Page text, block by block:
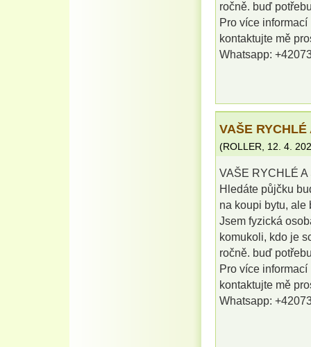
ročně. buď
Pro více
kontaktujte mě
Whatsapp:
VAŠE
(ROLLER, 12. 4.
VAŠE RYCHLÉ
Hledáte půjčku
na koupi bytu, ale
Jsem fyzická
komukoli, kdo je
ročně. buď
Pro více
kontaktujte mě
Whatsapp: